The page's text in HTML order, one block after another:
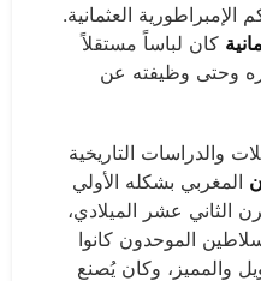
العثمانية.
كان لباساً مستقلاً
وحتى وظيفته عن
والدراسات التاريخية
المغربي بشكله الأولي
الثاني عشر الميلادي،
الموحدون كانوا
والمميز، وكان يُصنع